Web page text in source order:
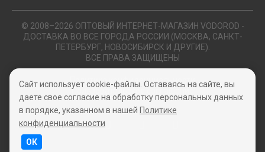
© 2008–2026 ОПТОВЫЙ ИНТЕРНЕТ-МАГАЗИН VODOROD -
ДОСТАВКА ВО ВСЕ ГОРОДА РОССИИ (МОСКВА, САНКТ-
ПЕТЕРБУРГ, НОВОСИБИРСК И ДРУГИЕ).
ВСЕ ПРАВА ЗАЩИЩЕНЫ
Политика конфиденциальности
Пользовательское соглашение
Сайт использует cookie-файлы. Оставаясь на сайте, вы
даете свое согласие на обработку персональных данных
в порядке, указанном в нашей Политике
конфиденциальности
ОК